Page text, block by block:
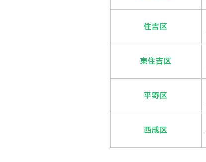
住吉区
東住吉区
平野区
西成区